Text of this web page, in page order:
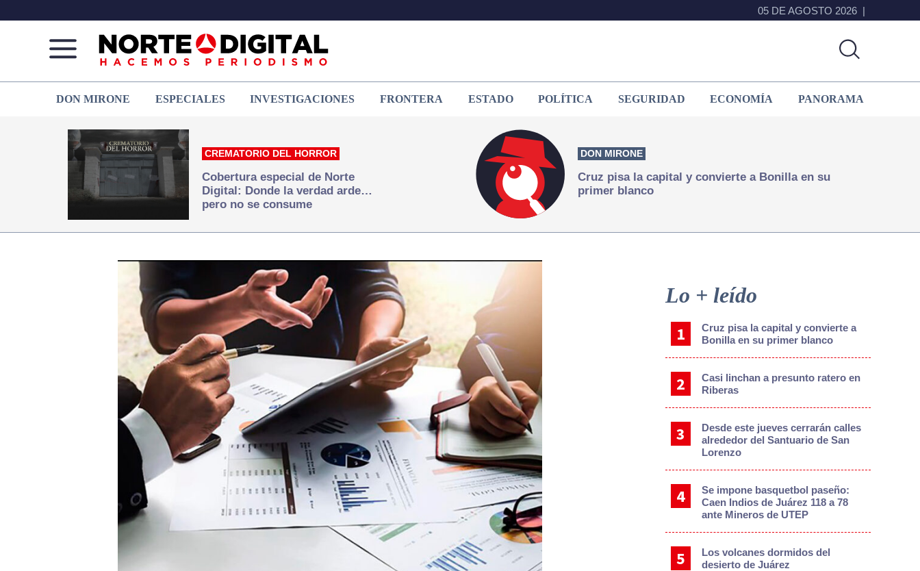
05 DE AGOSTO 2026
de
Juárez
que
hacemos periodismo
DON MIRONE ESPECIALES INVESTIGACIONES FRONTERA ESTADO POLÍTICA SEGURIDAD ECONOMÍA PANORAMA
CREMATORIO DEL HORROR
Cobertura especial de Norte
Digital: Donde la verdad arde…
pero no se consume
DON MIRONE
Cruz pisa la capital y convierte a Bonilla en su
primer blanco
Sidebar
Lo + leído
Cruz pisa la capital y convierte a
Bonilla en su primer blanco
Casi linchan a presunto ratero en
Riberas
Desde este jueves cerrarán calles
alrededor del Santuario de San
Lorenzo
Se impone basquetbol paseño:
Caen Indios de Juárez 118 a 78
ante Mineros de UTEP
Los volcanes dormidos del
desierto de Juárez